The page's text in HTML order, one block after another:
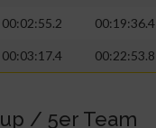
00:02:55.2 00:19:36.4
00:03:17.4 00:22:53.8
/ 5er Team